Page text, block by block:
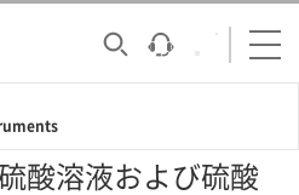
酸溶液および硫酸